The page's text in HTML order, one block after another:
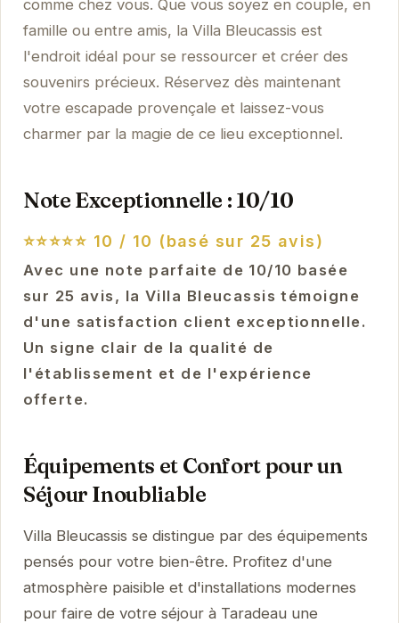
comme chez vous. Que vous soyez en couple, en
famille ou entre amis, la Villa Bleucassis est
l'endroit idéal pour se ressourcer et créer des
souvenirs précieux. Réservez dès maintenant
votre escapade provençale et laissez-vous
charmer par la magie de ce lieu exceptionnel.
Note Exceptionnelle : 10/10
⭐⭐⭐⭐⭐ 10 / 10 (basé sur 25 avis)
Avec une note parfaite de 10/10 basée
sur 25 avis, la Villa Bleucassis témoigne
d'une satisfaction client exceptionnelle.
Un signe clair de la qualité de
l'établissement et de l'expérience
offerte.
Équipements et Confort pour un
Séjour Inoubliable
Villa Bleucassis se distingue par des équipements
pensés pour votre bien-être. Profitez d'une
atmosphère paisible et d'installations modernes
pour faire de votre séjour à Taradeau une